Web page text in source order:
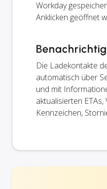
Workday
Anklicken geöffnet
Die Ladekontakte
automatisch über
und mit
aktualisierten
Kennzeichen,